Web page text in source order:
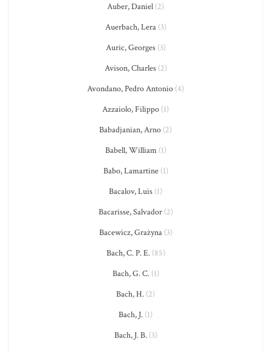
Auber, Daniel (2)
Auerbach, Lera(3)
Auric, Georges(3)
Avison, Charles(2)
Avondano, Pedro Antonio (4)
Azzaiolo, Filippo (1)
Babadjanian, Arno (2)
Babell, William(1)
Babo, Lamartine(1)
Bacalov, Luis (1)
Bacarisse, Salvador(2)
Bacewicz, Grażyna(3)
Bach, C. P. E.(85)
Bach, G. C.(1)
Bach, H. (2)
Bach, J. (1)
Bach, J. B.(3)